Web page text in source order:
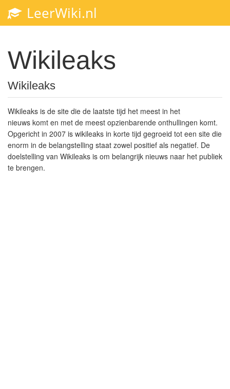
LeerWiki.nl
Wikileaks
Wikileaks
Wikileaks is de site die de laatste tijd het meest in het
nieuws komt en met de meest opzienbarende onthullingen komt.
Opgericht in 2007 is wikileaks in korte tijd gegroeid tot een site die
enorm in de belangstelling staat zowel positief als negatief. De
doelstelling van Wikileaks is om belangrijk nieuws naar het publiek
te brengen.